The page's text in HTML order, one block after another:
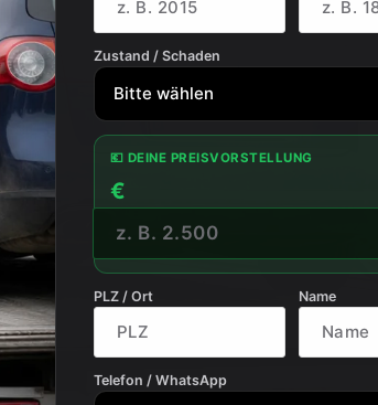
Zustand / Schaden
💶 DEINE PREISVORSTELLUNG
€
PLZ / Ort Name
Telefon / WhatsApp